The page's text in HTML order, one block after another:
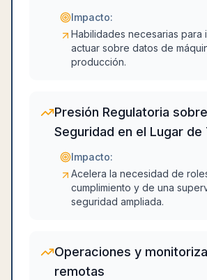
Impacto:
Habilidades necesarias para
actuar sobre datos de
producción.
Presión Regulatoria
Seguridad en el Lugar de
Impacto:
Acelera la necesidad de
cumplimiento y de una
seguridad ampliada.
Operaciones y
remotas